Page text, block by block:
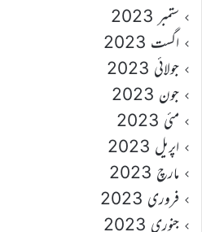
ستمبر 2023
اگست 2023
جولائی 2023
جون 2023
مئی 2023
اپریل 2023
مارچ 2023
فروری 2023
جنوری 2023